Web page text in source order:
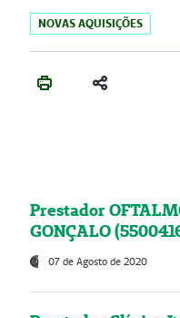
NOVAS AQUISIÇÕES
Prestador
GONÇALO
07 de Agosto de 2020